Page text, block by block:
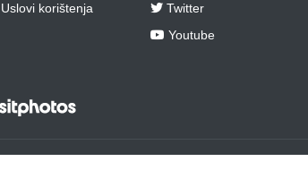
Uslovi korištenja
Twitter
Youtube